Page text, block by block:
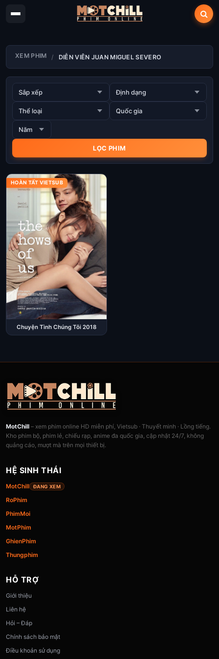
XEM PHIM DIỄN VIÊN JUAN MIGUEL SEVERO
HOÀN TẤT VIETSUB
Chuyện Tình Chúng Tôi 2018
MotChill – xem phim online HD miễn phí, Vietsub · Thuyết minh · Lồng tiếng.
Kho phim bộ, phim lẻ, chiếu rạp, anime đa quốc gia, cập nhật 24/7, không
quảng cáo, mượt mà trên mọi thiết bị.
HỆ SINH THÁI
MotChill ĐANG XEM
RoPhim
PhimMoi
MotPhim
GhienPhim
Thungphim
HỖ TRỢ
Giới thiệu
Liên hệ
Hỏi – Đáp
Chính sách bảo mật
Điều khoản sử dụng